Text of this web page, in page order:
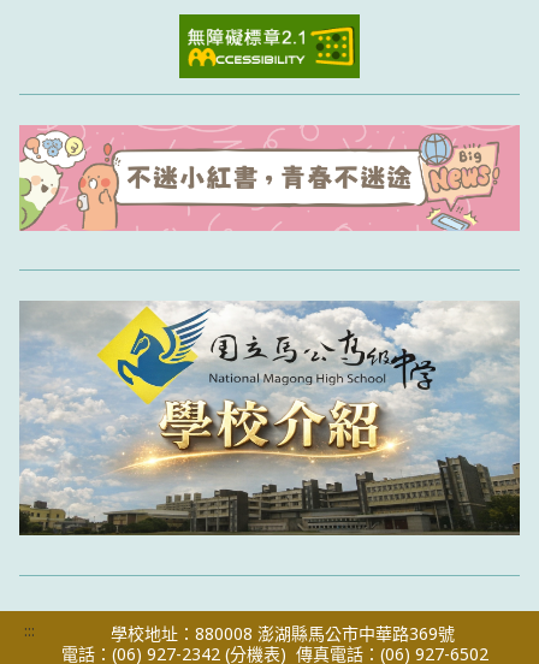
:::
學校地址：880008 澎湖縣馬公市中華路369號
電話：(06) 927-2342 (分機表) 傳真電話：(06) 927-6502